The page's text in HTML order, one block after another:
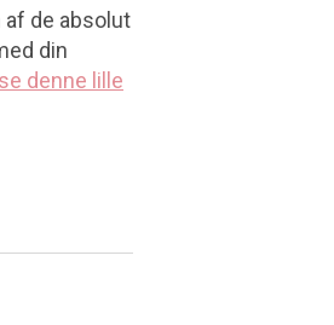
af de absolut
din
denne lille